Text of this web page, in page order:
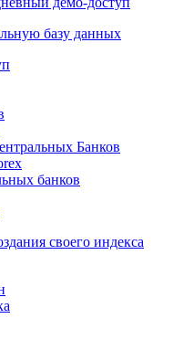
базу данных
Банков
банков
своего индекса